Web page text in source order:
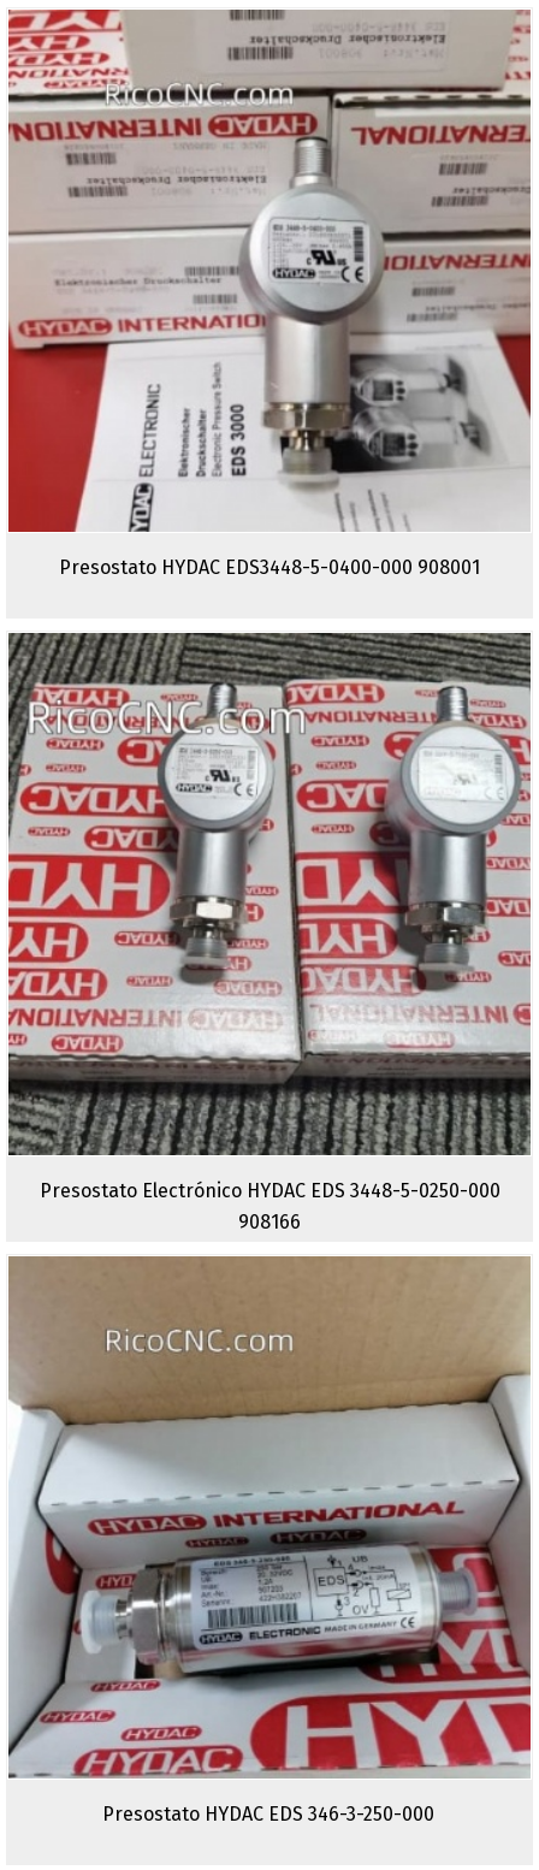
Presostato HYDAC EDS3448-5-0400-000 908001
Presostato Electrónico HYDAC EDS 3448-5-0250-000
908166
Presostato HYDAC EDS 346-3-250-000